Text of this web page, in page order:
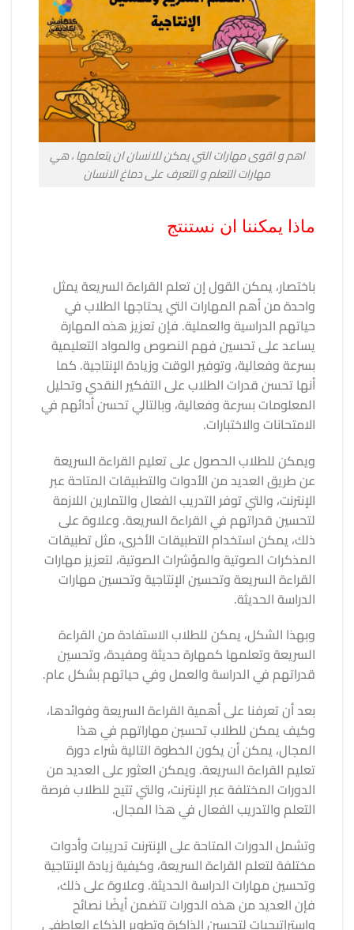
اهم و اقوى مهارات التي يمكن للانسان ان يتعلمها ، هي
مهارات التعلم و التعرف على دماغ الانسان
ماذا يمكننا ان نستنتج
باختصار، يمكن القول إن تعلم القراءة السريعة يمثل
واحدة من أهم المهارات التي يحتاجها الطلاب في
حياتهم الدراسية والعملية. فإن تعزيز هذه المهارة
يساعد على تحسين فهم النصوص والمواد التعليمية
بسرعة وفعالية، وتوفير الوقت وزيادة الإنتاجية. كما
أنها تحسن قدرات الطلاب على التفكير النقدي وتحليل
المعلومات بسرعة وفعالية، وبالتالي تحسن أدائهم في
الامتحانات والاختبارات.
ويمكن للطلاب الحصول على تعليم القراءة السريعة
عن طريق العديد من الأدوات والتطبيقات المتاحة عبر
الإنترنت، والتي توفر التدريب الفعال والتمارين اللازمة
لتحسين قدراتهم في القراءة السريعة. وعلاوة على
ذلك، يمكن استخدام التطبيقات الأخرى، مثل تطبيقات
المذكرات الصوتية والمؤشرات الصوتية، لتعزيز مهارات
القراءة السريعة وتحسين الإنتاجية وتحسين مهارات
الدراسة الحديثة.
وبهذا الشكل، يمكن للطلاب الاستفادة من القراءة
السريعة وتعلمها كمهارة حديثة ومفيدة، وتحسين
قدراتهم في الدراسة والعمل وفي حياتهم بشكل عام.
بعد أن تعرفنا على أهمية القراءة السريعة وفوائدها،
وكيف يمكن للطلاب تحسين مهاراتهم في هذا
المجال، يمكن أن يكون الخطوة التالية شراء دورة
تعليم القراءة السريعة. ويمكن العثور على العديد من
الدورات المختلفة عبر الإنترنت، والتي تتيح للطلاب فرصة
التعلم والتدريب الفعال في هذا المجال.
وتشمل الدورات المتاحة على الإنترنت تدريبات وأدوات
مختلفة لتعلم القراءة السريعة، وكيفية زيادة الإنتاجية
وتحسين مهارات الدراسة الحديثة. وعلاوة على ذلك،
فإن العديد من هذه الدورات تتضمن أيضًا نصائح
واستراتيجيات لتحسين الذاكرة وتطوير الذكاء العاطفي